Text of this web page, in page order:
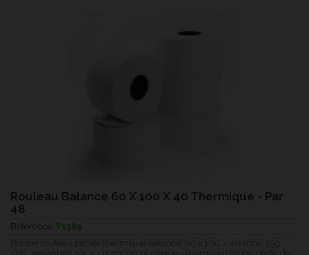
Rouleau Balance 60 X 100 X 40 Thermique - Par
48
Référence T1389